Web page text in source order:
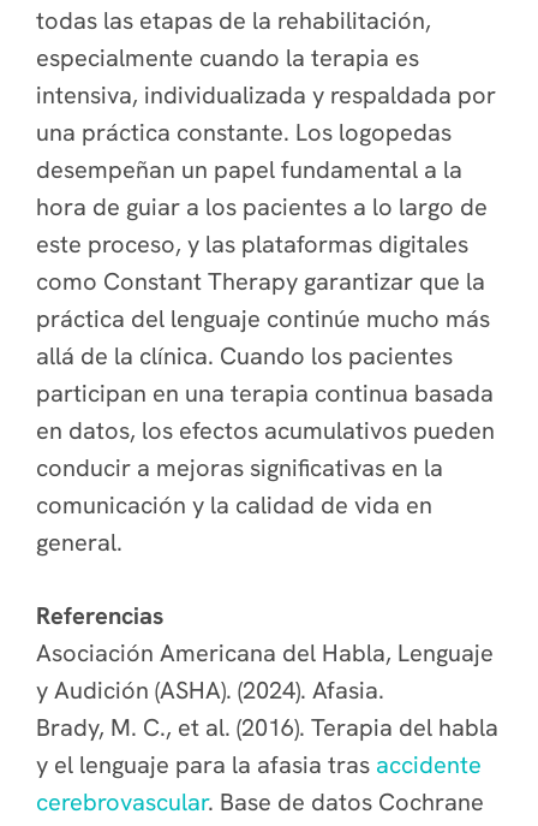
todas las etapas de la rehabilitación,
especialmente cuando la terapia es
intensiva, individualizada y respaldada por
una práctica constante. Los logopedas
desempeñan un papel fundamental a la
hora de guiar a los pacientes a lo largo de
este proceso, y las plataformas digitales
como Constant Therapy garantizar que la
práctica del lenguaje continúe mucho más
allá de la clínica. Cuando los pacientes
participan en una terapia continua basada
en datos, los efectos acumulativos pueden
conducir a mejoras significativas en la
comunicación y la calidad de vida en
general.
Referencias
Asociación Americana del Habla, Lenguaje
y Audición (ASHA). (2024). Afasia.
Brady, M. C., et al. (2016). Terapia del habla
y el lenguaje para la afasia tras accidente
cerebrovascular. Base de datos Cochrane